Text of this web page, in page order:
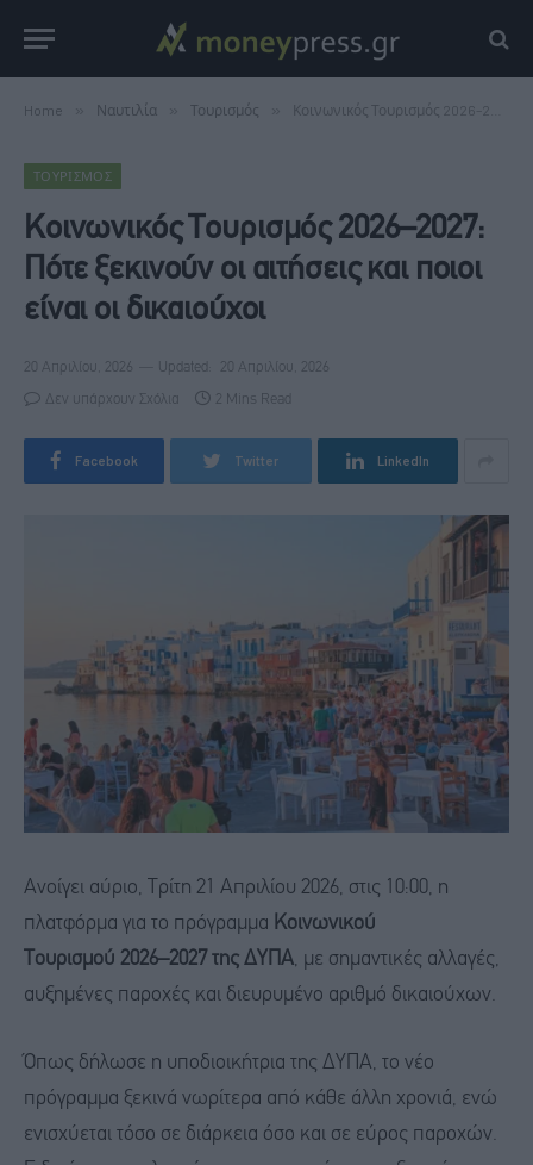
Home Ναυτιλία Τουρισμός Κοινωνικός Τουρισμός 2026–2027: Πότε ξεκινούν οι αιτήσεις και ποιοι είναι οι δικαιούχοι
ΤΟΥΡΙΣΜΌΣ
Κοινωνικός Τουρισμός 2026–2027:
Πότε ξεκινούν οι αιτήσεις και ποιοι
είναι οι δικαιούχοι
20 Απριλίου, 2026 Updated: 20 Απριλίου, 2026
Δεν υπάρχουν Σχόλια 2 Mins Read
Facebook Twitter LinkedIn
Ανοίγει αύριο, Τρίτη 21 Απριλίου 2026, στις 10:00, η
πλατφόρμα για το πρόγραμμα Κοινωνικού
Τουρισμού 2026–2027 της ΔΥΠΑ, με σημαντικές αλλαγές,
αυξημένες παροχές και διευρυμένο αριθμό δικαιούχων.
Όπως δήλωσε η υποδιοικήτρια της ΔΥΠΑ, το νέο
πρόγραμμα ξεκινά νωρίτερα από κάθε άλλη χρονιά, ενώ
ενισχύεται τόσο σε διάρκεια όσο και σε εύρος παροχών.